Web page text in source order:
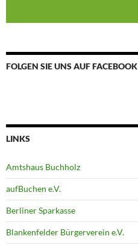
FOLGEN SIE UNS AUF FACEBOOK
LINKS
Amtshaus Buchholz
aufBuchen e.V.
Berliner Sparkasse
Blankenfelder Bürgerverein e.V.